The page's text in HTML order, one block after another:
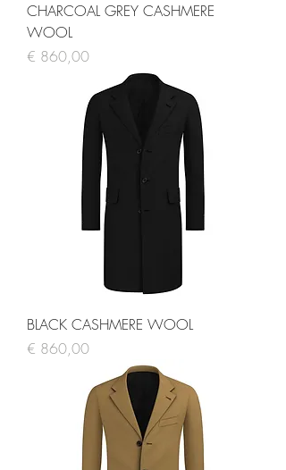
CHARCOAL GREY CASHMERE
WOOL
Prijs
€ 860,00
BLACK CASHMERE WOOL
Prijs
€ 860,00